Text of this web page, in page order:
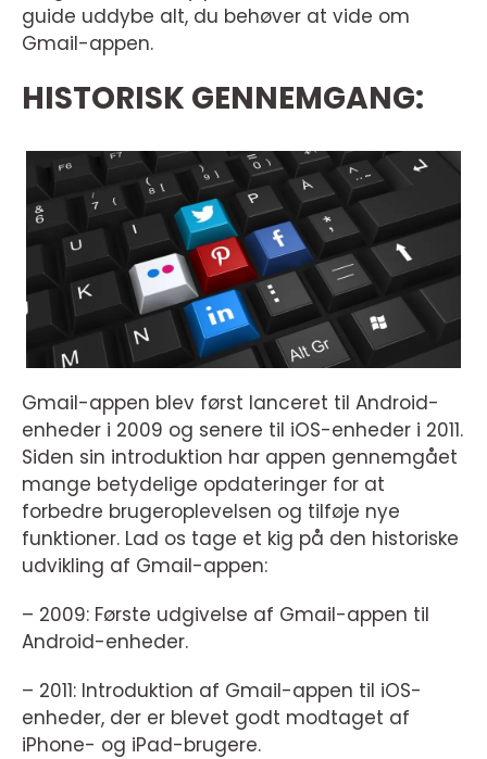
guide uddybe alt, du behøver at vide om
Gmail-appen.
HISTORISK GENNEMGANG:
Gmail-appen blev først lanceret til Android-
enheder i 2009 og senere til iOS-enheder i 2011.
Siden sin introduktion har appen gennemgået
mange betydelige opdateringer for at
forbedre brugeroplevelsen og tilføje nye
funktioner. Lad os tage et kig på den historiske
udvikling af Gmail-appen:
– 2009: Første udgivelse af Gmail-appen til
Android-enheder.
– 2011: Introduktion af Gmail-appen til iOS-
enheder, der er blevet godt modtaget af
iPhone- og iPad-brugere.